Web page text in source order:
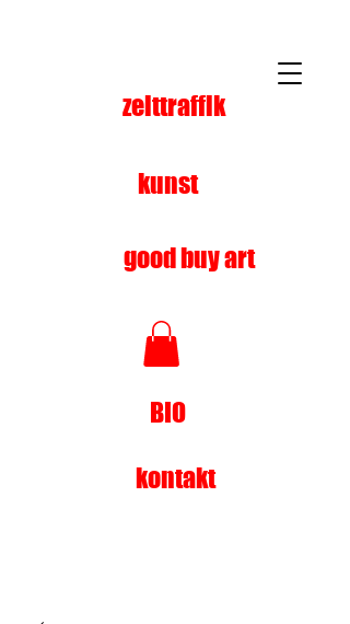
kunst
zeittraffik
good buy art
BIO
kontakt